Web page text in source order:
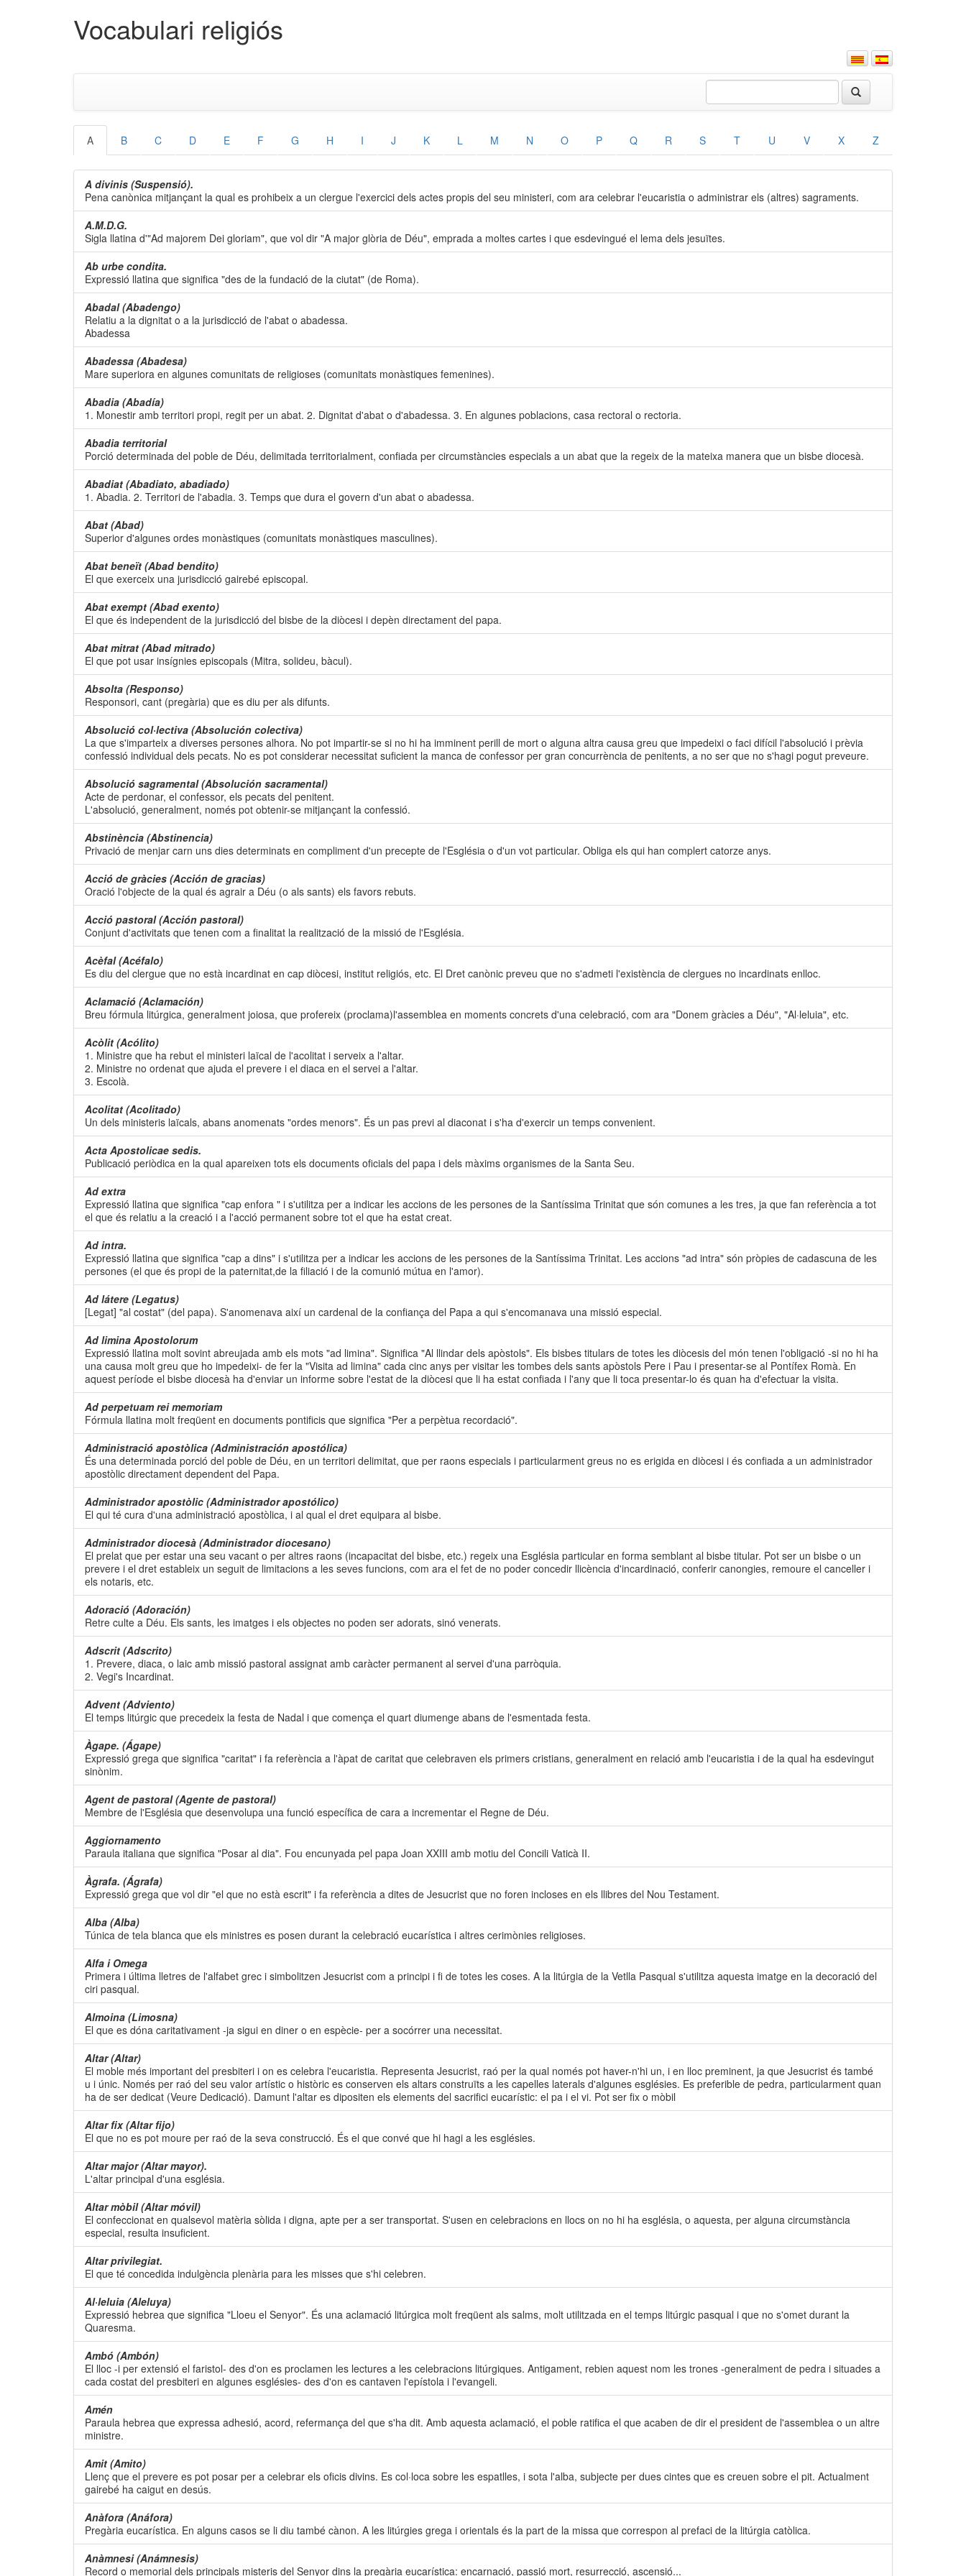
Vocabulari religiós
A B C D E F G H I J K L M N O P Q R S T U V X Z
A divinis (Suspensió).
Pena canònica mitjançant la qual es prohibeix a un clergue l'exercici dels actes propis del seu ministeri, com ara celebrar l'eucaristia o administrar els (altres) sagraments.
A.M.D.G.
Sigla llatina d'"Ad majorem Dei gloriam", que vol dir "A major glòria de Déu", emprada a moltes cartes i que esdevingué el lema dels jesuïtes.
Ab urbe condita.
Expressió llatina que significa "des de la fundació de la ciutat" (de Roma).
Abadal (Abadengo)
Relatiu a la dignitat o a la jurisdicció de l'abat o abadessa.
Abadessa
Abadessa (Abadesa)
Mare superiora en algunes comunitats de religioses (comunitats monàstiques femenines).
Abadia (Abadía)
1. Monestir amb territori propi, regit per un abat. 2. Dignitat d'abat o d'abadessa. 3. En algunes poblacions, casa rectoral o rectoria.
Abadia territorial
Porció determinada del poble de Déu, delimitada territorialment, confiada per circumstàncies especials a un abat que la regeix de la mateixa manera que un bisbe diocesà.
Abadiat (Abadiato, abadiado)
1. Abadia. 2. Territori de l'abadia. 3. Temps que dura el govern d'un abat o abadessa.
Abat (Abad)
Superior d'algunes ordes monàstiques (comunitats monàstiques masculines).
Abat beneït (Abad bendito)
El que exerceix una jurisdicció gairebé episcopal.
Abat exempt (Abad exento)
El que és independent de la jurisdicció del bisbe de la diòcesi i depèn directament del papa.
Abat mitrat (Abad mitrado)
El que pot usar insígnies episcopals (Mitra, solideu, bàcul).
Absolta (Responso)
Responsori, cant (pregària) que es diu per als difunts.
Absolució col·lectiva (Absolución colectiva)
La que s'imparteix a diverses persones alhora. No pot impartir-se si no hi ha imminent perill de mort o alguna altra causa greu que impedeixi o faci difícil l'absolució i prèvia
confessió individual dels pecats. No es pot considerar necessitat suficient la manca de confessor per gran concurrència de penitents, a no ser que no s'hagi pogut preveure.
Absolució sagramental (Absolución sacramental)
Acte de perdonar, el confessor, els pecats del penitent.
L'absolució, generalment, només pot obtenir-se mitjançant la confessió.
Abstinència (Abstinencia)
Privació de menjar carn uns dies determinats en compliment d'un precepte de l'Església o d'un vot particular. Obliga els qui han complert catorze anys.
Acció de gràcies (Acción de gracias)
Oració l'objecte de la qual és agrair a Déu (o als sants) els favors rebuts.
Acció pastoral (Acción pastoral)
Conjunt d'activitats que tenen com a finalitat la realització de la missió de l'Església.
Acèfal (Acéfalo)
Es diu del clergue que no està incardinat en cap diòcesi, institut religiós, etc. El Dret canònic preveu que no s'admeti l'existència de clergues no incardinats enlloc.
Aclamació (Aclamación)
Breu fórmula litúrgica, generalment joiosa, que profereix (proclama)l'assemblea en moments concrets d'una celebració, com ara "Donem gràcies a Déu", "Al·leluia", etc.
Acòlit (Acólito)
1. Ministre que ha rebut el ministeri laïcal de l'acolitat i serveix a l'altar.
2. Ministre no ordenat que ajuda el prevere i el diaca en el servei a l'altar.
3. Escolà.
Acolitat (Acolitado)
Un dels ministeris laïcals, abans anomenats "ordes menors". És un pas previ al diaconat i s'ha d'exercir un temps convenient.
Acta Apostolicae sedis.
Publicació periòdica en la qual apareixen tots els documents oficials del papa i dels màxims organismes de la Santa Seu.
Ad extra
Expressió llatina que significa "cap enfora " i s'utilitza per a indicar les accions de les persones de la Santíssima Trinitat que són comunes a les tres, ja que fan referència a tot
el que és relatiu a la creació i a l'acció permanent sobre tot el que ha estat creat.
Ad intra.
Expressió llatina que significa "cap a dins" i s'utilitza per a indicar les accions de les persones de la Santíssima Trinitat. Les accions "ad intra" són pròpies de cadascuna de les
persones (el que és propi de la paternitat,de la filiació i de la comunió mútua en l'amor).
Ad látere (Legatus)
[Legat] "al costat" (del papa). S'anomenava així un cardenal de la confiança del Papa a qui s'encomanava una missió especial.
Ad limina Apostolorum
Expressió llatina molt sovint abreujada amb els mots "ad limina". Significa "Al llindar dels apòstols". Els bisbes titulars de totes les diòcesis del món tenen l'obligació -si no hi ha
una causa molt greu que ho impedeixi- de fer la "Visita ad limina" cada cinc anys per visitar les tombes dels sants apòstols Pere i Pau i presentar-se al Pontífex Romà. En
aquest període el bisbe diocesà ha d'enviar un informe sobre l'estat de la diòcesi que li ha estat confiada i l'any que li toca presentar-lo és quan ha d'efectuar la visita.
Ad perpetuam rei memoriam
Fórmula llatina molt freqüent en documents pontificis que significa "Per a perpètua recordació".
Administració apostòlica (Administración apostólica)
És una determinada porció del poble de Déu, en un territori delimitat, que per raons especials i particularment greus no es erigida en diòcesi i és confiada a un administrador
apostòlic directament dependent del Papa.
Administrador apostòlic (Administrador apostólico)
El qui té cura d'una administració apostòlica, i al qual el dret equipara al bisbe.
Administrador diocesà (Administrador diocesano)
El prelat que per estar una seu vacant o per altres raons (incapacitat del bisbe, etc.) regeix una Església particular en forma semblant al bisbe titular. Pot ser un bisbe o un
prevere i el dret estableix un seguit de limitacions a les seves funcions, com ara el fet de no poder concedir llicència d'incardinació, conferir canongies, remoure el canceller i
els notaris, etc.
Adoració (Adoración)
Retre culte a Déu. Els sants, les imatges i els objectes no poden ser adorats, sinó venerats.
Adscrit (Adscrito)
1. Prevere, diaca, o laic amb missió pastoral assignat amb caràcter permanent al servei d'una parròquia.
2. Vegi's Incardinat.
Advent (Adviento)
El temps litúrgic que precedeix la festa de Nadal i que comença el quart diumenge abans de l'esmentada festa.
Àgape. (Ágape)
Expressió grega que significa "caritat" i fa referència a l'àpat de caritat que celebraven els primers cristians, generalment en relació amb l'eucaristia i de la qual ha esdevingut
sinònim.
Agent de pastoral (Agente de pastoral)
Membre de l'Església que desenvolupa una funció específica de cara a incrementar el Regne de Déu.
Aggiornamento
Paraula italiana que significa "Posar al dia". Fou encunyada pel papa Joan XXIII amb motiu del Concili Vaticà II.
Àgrafa. (Ágrafa)
Expressió grega que vol dir "el que no està escrit" i fa referència a dites de Jesucrist que no foren incloses en els llibres del Nou Testament.
Alba (Alba)
Túnica de tela blanca que els ministres es posen durant la celebració eucarística i altres cerimònies religioses.
Alfa i Omega
Primera i última lletres de l'alfabet grec i simbolitzen Jesucrist com a principi i fi de totes les coses. A la litúrgia de la Vetlla Pasqual s'utilitza aquesta imatge en la decoració del
ciri pasqual.
Almoina (Limosna)
El que es dóna caritativament -ja sigui en diner o en espècie- per a socórrer una necessitat.
Altar (Altar)
El moble més important del presbiteri i on es celebra l'eucaristia. Representa Jesucrist, raó per la qual només pot haver-n'hi un, i en lloc preminent, ja que Jesucrist és també
u i únic. Només per raó del seu valor artístic o històric es conserven els altars construïts a les capelles laterals d'algunes esglésies. Es preferible de pedra, particularment quan
ha de ser dedicat (Veure Dedicació). Damunt l'altar es dipositen els elements del sacrifici eucarístic: el pa i el vi. Pot ser fix o mòbil
Altar fix (Altar fijo)
El que no es pot moure per raó de la seva construcció. És el que convé que hi hagi a les esglésies.
Altar major (Altar mayor).
L'altar principal d'una església.
Altar mòbil (Altar móvil)
El confeccionat en qualsevol matèria sòlida i digna, apte per a ser transportat. S'usen en celebracions en llocs on no hi ha església, o aquesta, per alguna circumstància
especial, resulta insuficient.
Altar privilegiat.
El que té concedida indulgència plenària para les misses que s'hi celebren.
Al·leluia (Aleluya)
Expressió hebrea que significa "Lloeu el Senyor". És una aclamació litúrgica molt freqüent als salms, molt utilitzada en el temps litúrgic pasqual i que no s'omet durant la
Quaresma.
Ambó (Ambón)
El lloc -i per extensió el faristol- des d'on es proclamen les lectures a les celebracions litúrgiques. Antigament, rebien aquest nom les trones -generalment de pedra i situades a
cada costat del presbiteri en algunes esglésies- des d'on es cantaven l'epístola i l'evangeli.
Amén
Paraula hebrea que expressa adhesió, acord, refermança del que s'ha dit. Amb aquesta aclamació, el poble ratifica el que acaben de dir el president de l'assemblea o un altre
ministre.
Amit (Amito)
Llenç que el prevere es pot posar per a celebrar els oficis divins. Es col·loca sobre les espatlles, i sota l'alba, subjecte per dues cintes que es creuen sobre el pit. Actualment
gairebé ha caigut en desús.
Anàfora (Anáfora)
Pregària eucarística. En alguns casos se li diu també cànon. A les litúrgies grega i orientals és la part de la missa que correspon al prefaci de la litúrgia catòlica.
Anàmnesi (Anámnesis)
Record o memorial dels principals misteris del Senyor dins la pregària eucarística: encarnació, passió mort, resurrecció, ascensió...